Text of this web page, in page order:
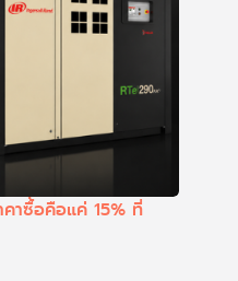
าซื้อคือแค่ 15% ที่